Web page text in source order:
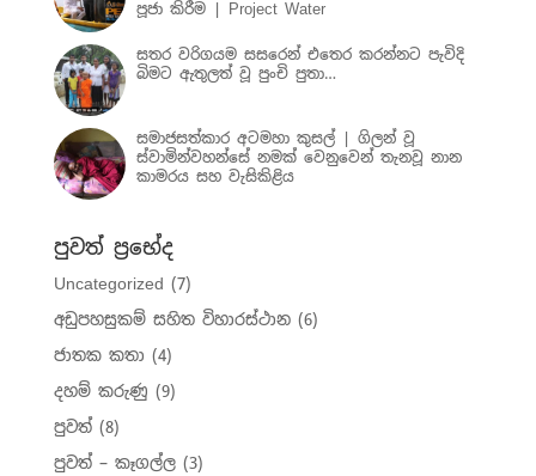
පූජා කිරීම | Project Water
සතර වරිගයම සසරෙන් එතෙර කරන්නට පැවිදි
බිමට ඇතුලත් වූ පුංචි පුතා…
සමාජසත්කාර අටමහා කුසල් | ගිලන් වූ
ස්වාමින්වහන්සේ නමක් වෙනුවෙන් තැනවූ නාන
කාමරය සහ වැසිකිළිය
පුවත් ප්‍රභේද
Uncategorized (7)
අඩුපහසුකම් සහිත විහාරස්ථාන(6)
ජාතක කතා (4)
දහම් කරුණු (9)
පුවත්(8)
පුවත් – කෑගල්ල(3)